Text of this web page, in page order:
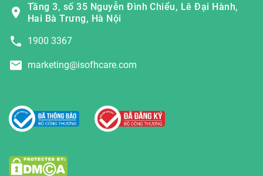
Tầng 3, số 35 Nguyễn Đình Chiểu, Lê Đại Hành,
Hai Bà Trưng, Hà Nội
1900 3367
marketing@isofhcare.com